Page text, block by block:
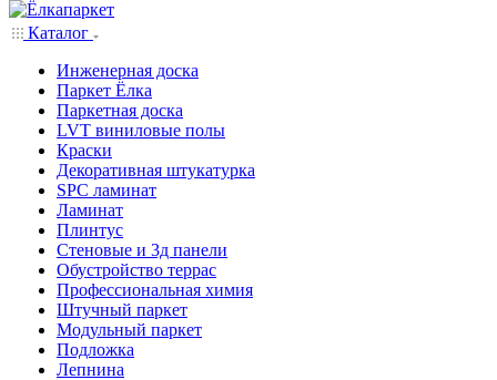
Каталог
Инженерная доска
Паркет Ёлка
Паркетная доска
LVT виниловые полы
Краски
Декоративная штукатурка
SPC ламинат
Ламинат
Плинтус
Стеновые и 3д панели
Обустройство террас
Профессиональная химия
Штучный паркет
Модульный паркет
Подложка
Лепнина